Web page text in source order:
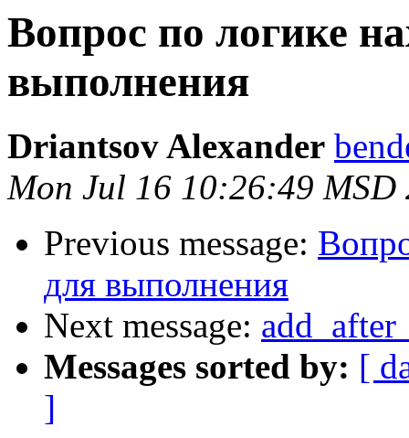
Вопрос по логике
выполнения
Driantsov Alexander
Mon Jul 16 10:26:49 MSD
Previous message:
для выполнения
Next message:
Messages sorted by: [
]